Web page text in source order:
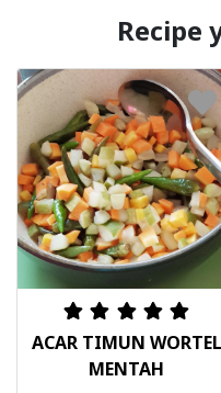
Recipe
ACAR TIMUN WORTEL
MENTAH